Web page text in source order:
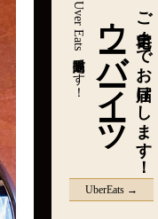
ご自宅までお届けします！
ウーバーイーツ
Uver Eats限定商品販売中です！
UberEats →